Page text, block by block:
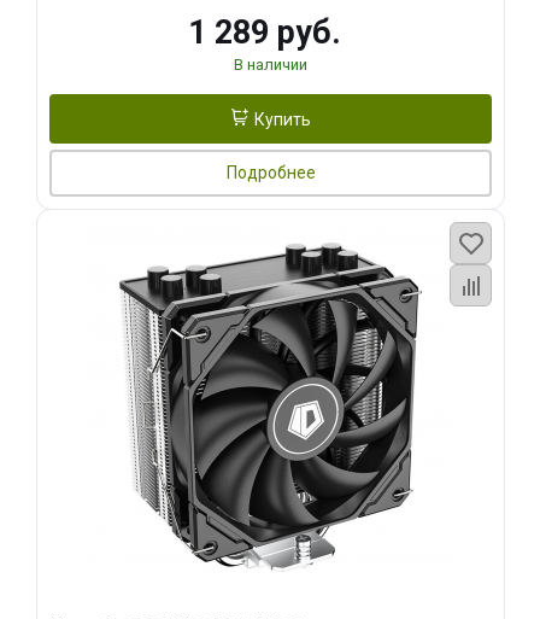
1 289 руб.
В наличии
Купить
Подробнее